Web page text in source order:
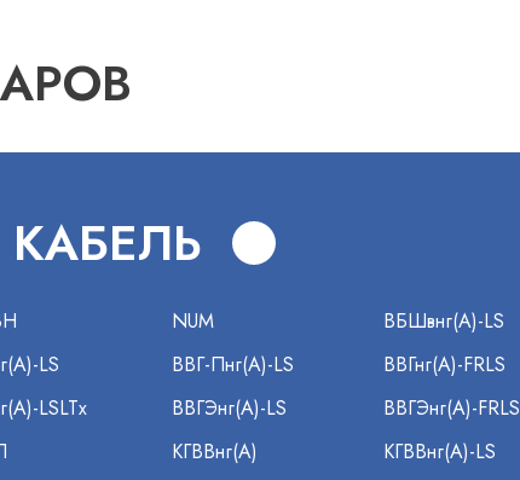
NUM
ВБШвнг(А)-LS
LS ВВГ-Пнг(А)-LS
ВВГнг(А)-FRLS
LSLTx ВВГЭнг(А)-LS
ВВГЭнг(А)-FRLS
КГВВнг(А)
КГВВнг(А)-LS